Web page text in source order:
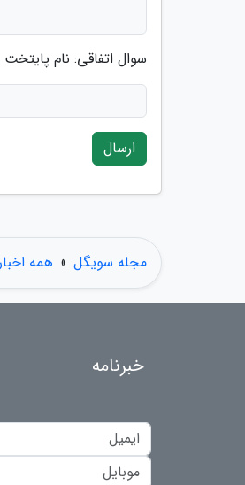
سوال اتفاقی: نام
ارسال
مجله سویگل » همه
خبرنامه